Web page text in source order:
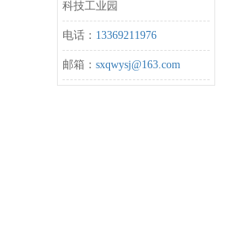
科技工业园
电话： 13369211976
邮箱： sxqwysj@163.com